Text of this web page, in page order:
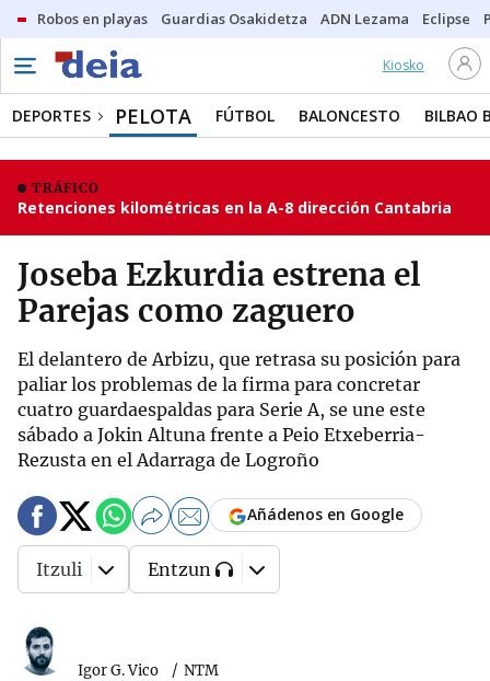
Robos en playas Guardias Osakidetza ADN Lezama Eclipse
Kiosko
DEPORTES PELOTA FÚTBOL BALONCESTO BILBAO
TRÁFICO
Retenciones kilométricas en la A-8 dirección Cantabria
Joseba Ezkurdia estrena el
Parejas como zaguero
El delantero de Arbizu, que retrasa su posición para
paliar los problemas de la firma para concretar
cuatro guardaespaldas para Serie A, se une este
sábado a Jokin Altuna frente a Peio Etxeberria-
Rezusta en el Adarraga de Logroño
Igor G. Vico NTM
Añádenos en Google
Itzuli Entzun